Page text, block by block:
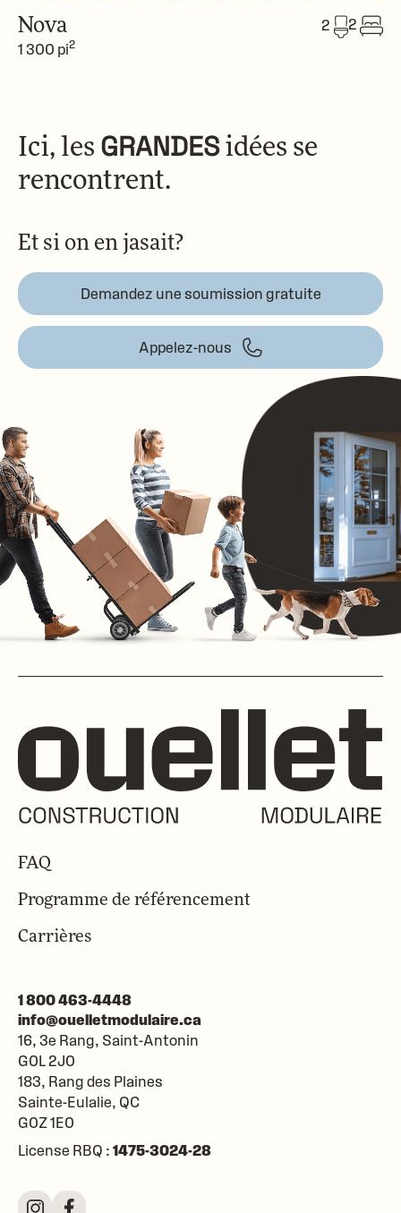
Nova 2
2
1 300 pi2
Ici, les GRANDESidées se
rencontrent.
Et si on en jasait?
Demandez une soumission gratuite
Appelez-nous
1 800 463-4448
info@ouelletmodulaire.ca
FAQ
Programme de référencement
Carrières
16, 3e Rang, Saint-Antonin
G0L 2J0
183, Rang des Plaines
Sainte-Eulalie QC
G0Z 1E0
License RBQ : 1475-3024-28